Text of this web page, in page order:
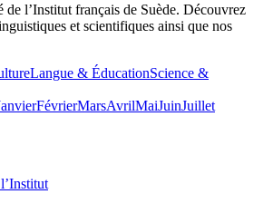
de l’Institut français de Suède. Découvrez
et scientifiques ainsi que nos
Langue & ÉducationScience &
FévrierMarsAvrilMaiJuinJuillet